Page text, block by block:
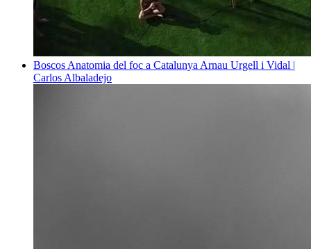
Boscos Anatomia del foc a Catalunya Arnau Urgell i Vidal |
Carlos Albaladejo